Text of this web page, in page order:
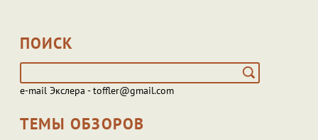
ПОИСК
e-mail Экслера - toffler@gmail.com
ТЕМЫ ОБЗОРОВ